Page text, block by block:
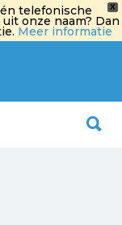
X
telefonische
onze naam? Dan
Meer informatie